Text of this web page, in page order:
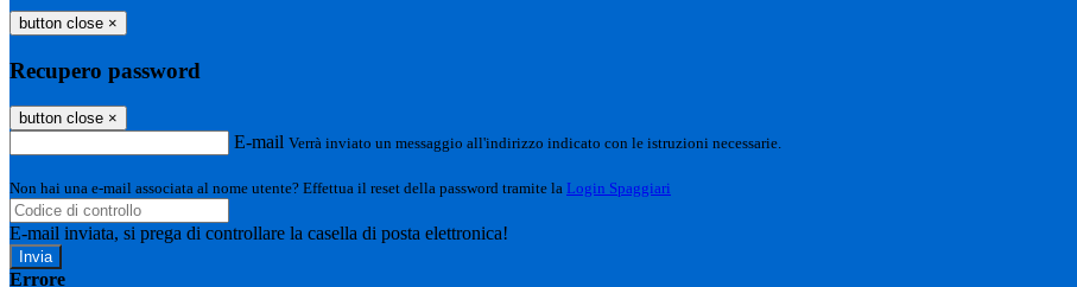
button close ×
Recupero password
button close ×
E-mail Verrà inviato un messaggio all'indirizzo indicato con le istruzioni necessarie.
Non hai una e-mail associata al nome utente? Effettua il reset della password tramite la Login Spaggiari
E-mail inviata, si prega di controllare la casella di posta elettronica!
Errore